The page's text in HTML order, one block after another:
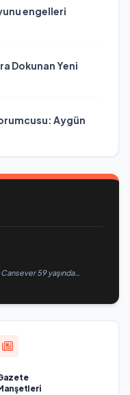
engelleri
Dokunan Yeni
Aygün
59 yaşında